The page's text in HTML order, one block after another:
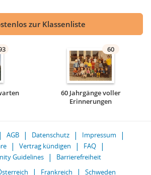
zur Klassenliste
60
60 Jahrgänge voller
Erinnerungen
AGB Datenschutz
Impressum
Vertrag kündigen
FAQ
Guidelines
Barrierefreiheit
Frankreich Schweden